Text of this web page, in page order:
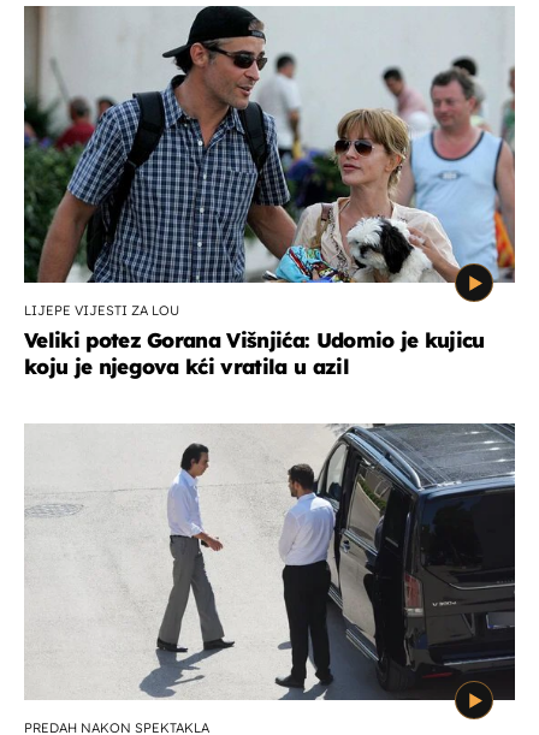
LIJEPE VIJESTI ZA LOU
Veliki potez Gorana Višnjića: Udomio je kujicu
koju je njegova kći vratila u azil
PREDAH NAKON SPEKTAKLA